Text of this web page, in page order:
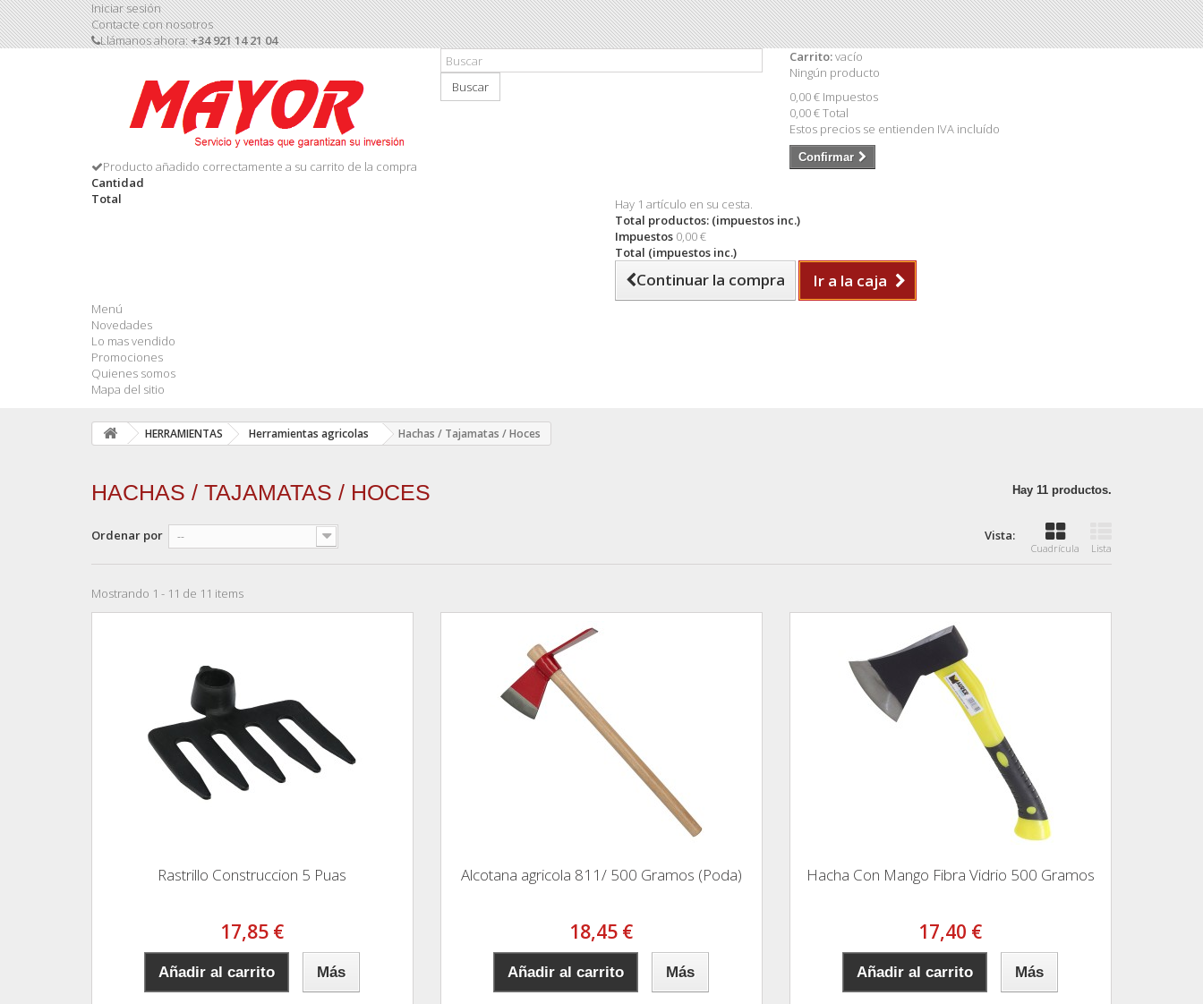
Iniciar sesión
Contacte con nosotros
Llámanos ahora:+34 921 14 21 04
Buscar
Carrito:vacío
Ningún producto
0,00 € Impuestos
0,00 €Total
Estos precios se entienden IVA incluído
Confirmar
Producto añadido correctamente a su carrito de la compra
Cantidad
Total
Hay 1 artículo en su cesta.
Total productos: (impuestos inc.)
Impuestos 0,00 €
Total (impuestos inc.)
Continuar la compra Ir a la caja
Menú
Novedades
Lo mas vendido
Promociones
Quienes somos
Mapa del sitio
HERRAMIENTAS Herramientas agricolas Hachas / Tajamatas / Hoces
HACHAS / TAJAMATAS / HOCES Hay 11 productos.
Vista:
Cuadrícula Lista
Ordenar por --
Mostrando 1 - 11 de 11 items
Rastrillo Construccion 5 Puas
17,85 €
Añadir al carrito Más
Alcotana agricola 811/ 500 Gramos (Poda)
18,45 €
Añadir al carrito Más
Hacha Con Mango Fibra Vidrio 500 Gramos
17,40 €
Añadir al carrito Más